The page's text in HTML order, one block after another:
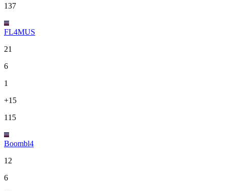
137
FL4MUS
21
6
1
+15
115
Boombl4
12
6